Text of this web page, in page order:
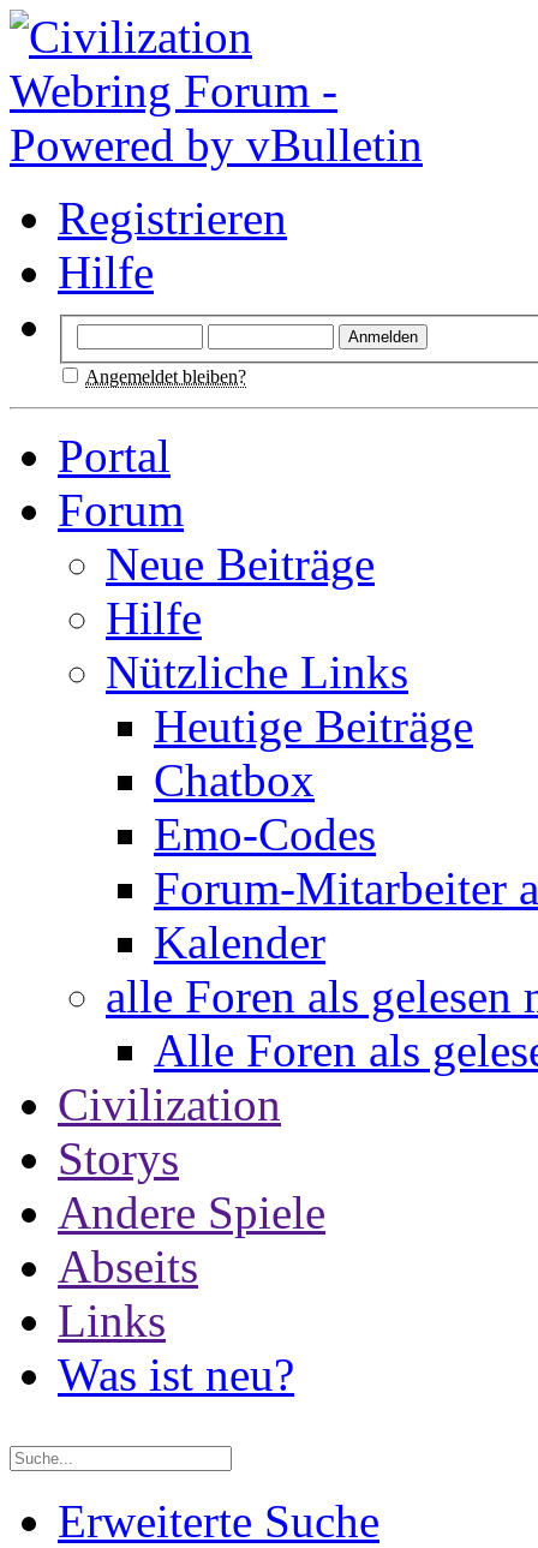
Registrieren
Hilfe
Angemeldet bleiben?
Portal
Forum
Neue Beiträge
Hilfe
Nützliche Links
Heutige Beiträge
Chatbox
Emo-Codes
Forum-Mitarbeiter
Kalender
alle Foren als gelesen
Alle Foren als
Civilization
Storys
Andere Spiele
Abseits
Links
Was ist neu?
Erweiterte Suche